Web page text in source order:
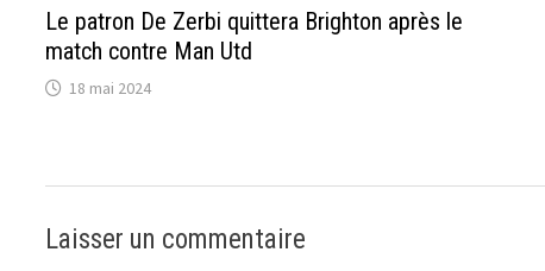
Le patron De Zerbi quittera Brighton après le
match contre Man Utd
18 mai 2024
Laisser un commentaire